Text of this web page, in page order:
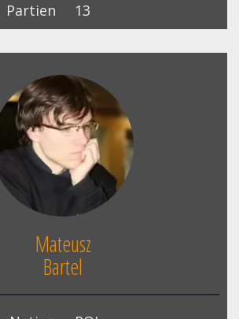
Partien
13
Mateusz
Bartel